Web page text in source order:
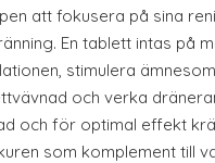
att fokusera på sina
En tablett intas på
stimulera
och verka
och för optimal effekt
som komplement till